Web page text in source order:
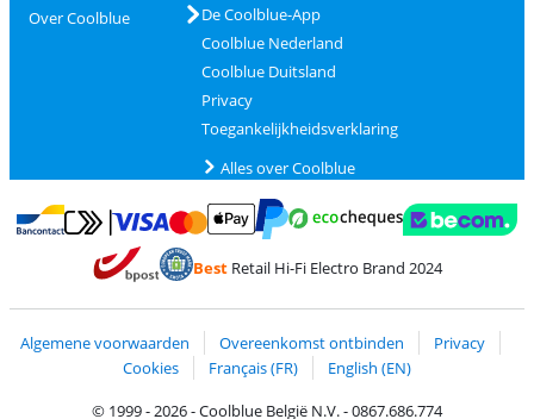
Over Coolblue
De Coolblue-App
Coolblue Nederland
Coolblue Duitsland
Privacy
Toegankelijkheidsverklaring
Alles over Coolblue
Betalen met Bancontact
Betalen met MasterCard en Visa via ClickToPay
BestRetail Hi-Fi Electro Brand 2024
Algemene voorwaarden Overeenkomst ontbinden
Privacy
Cookies
Français (FR)
English (EN)
© 1999 - 2026 - Coolblue België N.V. - 0867.686.774